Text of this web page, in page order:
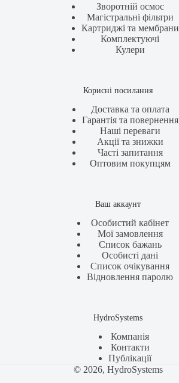
Зворотній осмос
Магістральні фільтри
Картриджі та мембрани
Комплектуючі
Кулери
Корисні посилання
Доставка та оплата
Гарантія та повернення
Наші переваги
Акції та знижки
Часті запитання
Оптовим покупцям
Ваш аккаунт
Особистий кабінет
Мої замовлення
Список бажань
Особисті дані
Список очікування
Відновлення паролю
HydroSystems
Компанія
Контакти
Публікації
© 2026, HydroSystems